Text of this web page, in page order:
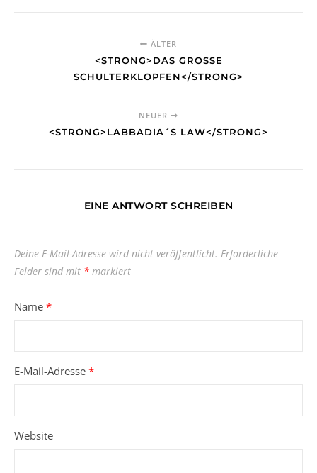
ÄLTER
<STRONG>DAS GROSSE S
CHULTERKLOPFEN</STRONG>
NEUER
<STRONG>LABBADIA´S LAW</STRONG>
EINE ANTWORT SCHREIBEN
Deine E-Mail-Adresse wird nicht veröffentlicht. Erforderliche
Felder sind mit * markiert
Name *
E-Mail-Adresse *
Website